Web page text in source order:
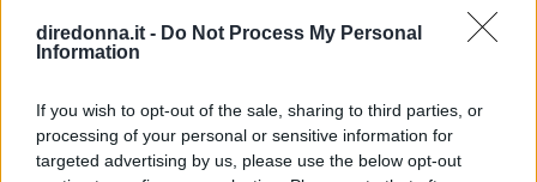
diredonna.it - Do Not Process My Personal
Information
If you wish to opt-out of the sale, sharing to third parties, or
processing of your personal or sensitive information for
targeted advertising by us, please use the below opt-out
Francesco Totti e Noemi